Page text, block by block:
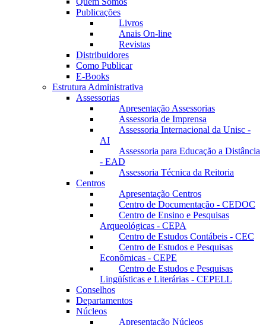
Publicações
Livros
Anais On-line
Revistas
Distribuidores
Como Publicar
E-Books
Estrutura Administrativa
Assessorias
Apresentação Assessorias
Assessoria de Imprensa
Assessoria Internacional da Unisc -
AI
Assessoria para Educação a Distância
- EAD
Assessoria Técnica da Reitoria
Centros
Apresentação Centros
Centro de Documentação - CEDOC
Centro de Ensino e Pesquisas
Arqueológicas - CEPA
Centro de Estudos Contábeis - CEC
Centro de Estudos e Pesquisas
Econômicas - CEPE
Centro de Estudos e Pesquisas
Lingüísticas e Literárias - CEPELL
Conselhos
Departamentos
Núcleos
Apresentação Núcleos